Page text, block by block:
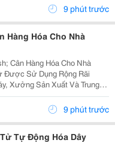
9 phút trước
Hàng Hóa Cho Nhà
Cân Hàng Hóa Cho Nhà
Xưởng Sản Xuất Và Trung
Cân Các Loại Hàng Hóa,
Và
9 phút trước
Tự Động Hóa Dây